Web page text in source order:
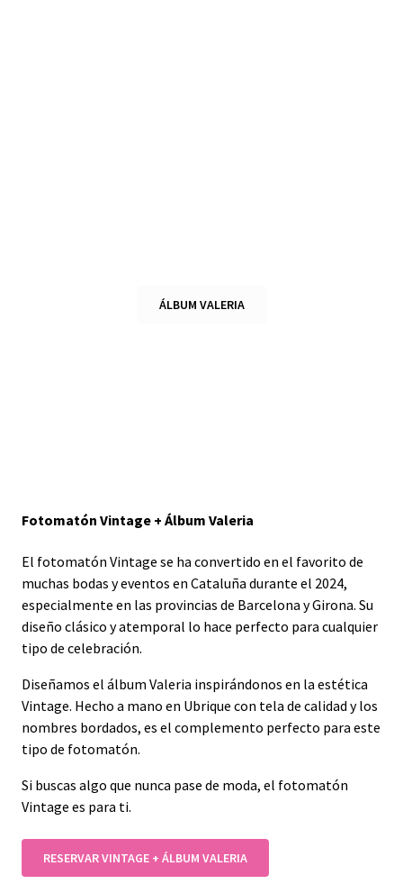
ÁLBUM VALERIA
Fotomatón Vintage + Álbum Valeria
El fotomatón Vintage se ha convertido en el favorito de
muchas bodas y eventos en Cataluña durante el 2024,
especialmente en las provincias de Barcelona y Girona. Su
diseño clásico y atemporal lo hace perfecto para cualquier
tipo de celebración.
Diseñamos el álbum Valeria inspirándonos en la estética
Vintage. Hecho a mano en Ubrique con tela de calidad y los
nombres bordados, es el complemento perfecto para este
tipo de fotomatón.
Si buscas algo que nunca pase de moda, el fotomatón
Vintage es para ti.
RESERVAR VINTAGE + ÁLBUM VALERIA